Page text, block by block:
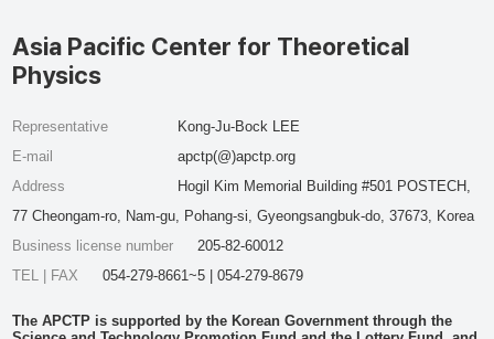
Asia Pacific Center for Theoretical
Physics
Representative
Kong-Ju-Bock LEE
E-mail
apctp(@)apctp.org
Address
Hogil Kim Memorial Building #501 POSTECH,
77 Cheongam-ro, Nam-gu, Pohang-si, Gyeongsangbuk-do, 37673, Korea
Business license number
205-82-60012
TEL | FAX
054-279-8661~5 | 054-279-8679
The APCTP is supported by the Korean Government through the